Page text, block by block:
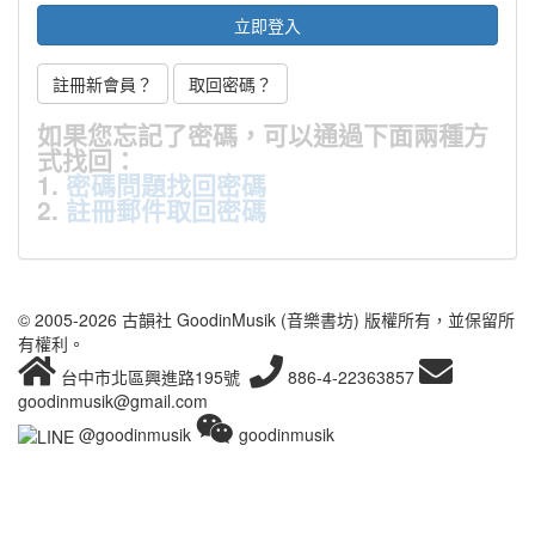
註冊新會員？ 取回密碼？
如果您忘記了密碼，可以通過下面兩種方
式找回：
1.密碼問題找回密碼
2. 註冊郵件取回密碼
© 2005-2026 古韻社 GoodinMusik (音樂書坊) 版權所有，並保留所
有權利。
台中市北區興進路195號
886-4-22363857
goodinmusik@gmail.com
@goodinmusik
goodinmusik